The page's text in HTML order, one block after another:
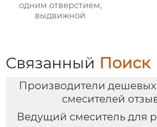
одним отверстием,
выдвижной
Связанный Поиск
Производители
смесителей
Ведущий смеситель для